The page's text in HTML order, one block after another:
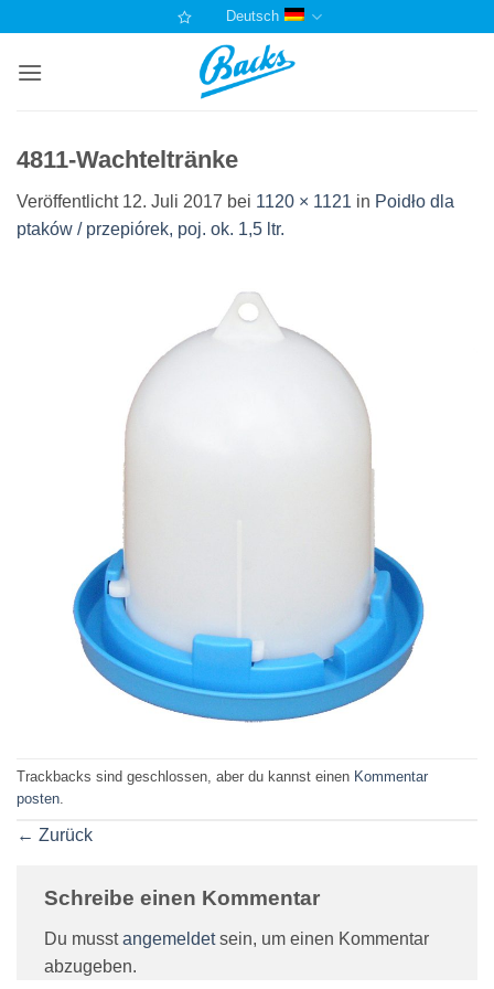
springen
Deutsch
4811-Wachteltränke
Veröffentlicht 12. Juli 2017 bei 1120 × 1121 in Poidło dla
ptaków / przepiórek, poj. ok. 1,5 ltr.
Trackbacks sind geschlossen, aber du kannst einen Kommentar
posten.
← Zurück
Schreibe einen Kommentar
Du musstangemeldetsein, um einen Kommentar
abzugeben.